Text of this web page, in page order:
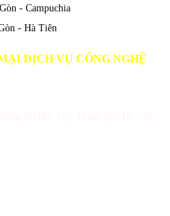
- Campuchia
- Hà Tiên
DỊCH VỤ CÔNG NGHỆ